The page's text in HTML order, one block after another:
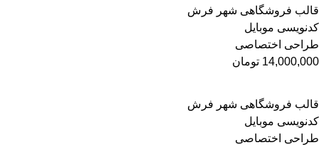
قالب فروشگاهی شهر فرش
کدنویسی موبایل
طراحی اختصاصی
14,000,000 تومان
قالب فروشگاهی شهر فرش
کدنویسی موبایل
طراحی اختصاصی